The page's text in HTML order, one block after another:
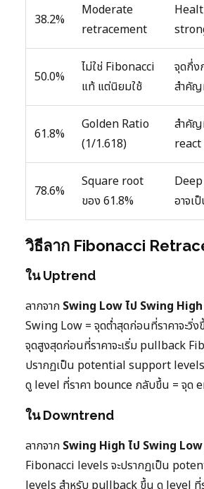
38.2%
Moderate
retracement
50.0%
ไม่ใช่ Fibonacci
แท้ แต่นิยมใช้
จุดกึ่ง
สำคัญ
61.8%
Golden Ratio
(1/1.618)
สำคัญ
78.6%
Square root
ของ 61.8%
อาจเ
วิธีลาก Fibonacci
ใน Uptrend
ลากจาก Swing Low ไป Swing High
Swing Low = จุดต่ำสุดก่อนที่ราคาจะวิ่
จุดสูงสุดก่อนที่ราคาจะเริ่ม pullback
ปรากฏเป็น potential support
ดู level ที่ราคา bounce กลับขึ้น = จุด
ใน Downtrend
ลากจาก Swing High ไป Swing Low
Fibonacci levels จะปรากฏเป็น
levels สำหรับ pullback ขึ้น ดู level ที่